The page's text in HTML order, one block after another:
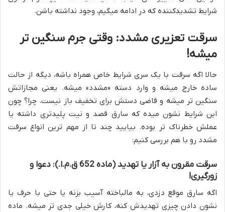
شرایط تشدیدکننده که در ادامه میگیم، وجود نداشته باشن.
سرقت تعزیری مشدد: وقتی جرم سنگین تر
میشه!
حالا اگه سرقت با یک سری شرایط خاص همراه باشه، دیگه از حالت
ساده خارج میشه و وارد دسته «مشدد» میشه. یعنی مجازاتش
سنگین تر میشه و قاضی دستش برای تخفیف باز نیست. چرا؟ چون
این شرایط نشون میده که سارق قصد و نیت پلیدتری داشته یا
عملش خطرناک تر بوده. بیایید چند تا از مهم ترین انواع سرقت
مشدد رو با هم بررسی کنیم:
سرقت مقرون به آزار یا تهدید (ماده 652 ق.م.ا.): دعوا و
زورگیری!
اگه سارق موقع دزدی، به مالباخته آسیب بزنه یا حتی با حرف یا
نشون دادن چیزی تهدیدش کنه، کارش خیلی جدی تر میشه. ماده